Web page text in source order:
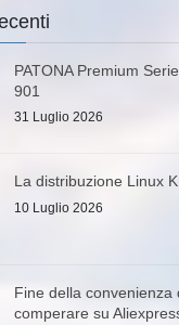
PATONA Premium
901
31 Luglio 2026
La distribuzione Linux
10 Luglio 2026
Fine della convenienza
comperare su